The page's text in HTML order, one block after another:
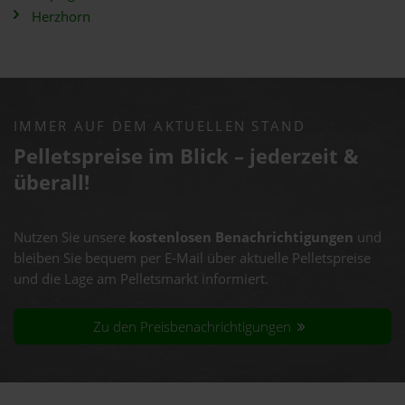
Herzhorn
IMMER AUF DEM AKTUELLEN STAND
Pelletspreise im Blick – jederzeit &
überall!
Nutzen Sie unsere kostenlosen Benachrichtigungen und
bleiben Sie bequem per E-Mail über aktuelle Pelletspreise
und die Lage am Pelletsmarkt informiert.
Zu den Preisbenachrichtigungen